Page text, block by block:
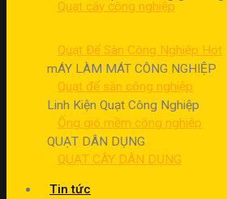
Quạt cây công nghiệp
Quạt Để Sàn Công Nghiệp
mÁY LÀM MÁT CÔNG NGHIỆP
Quạt để sàn công nghiệp
Linh Kiện Quạt Công Nghiệp
Ống gió mềm công nghiệp
QUẠT DÂN DỤNG
QUẠT CÂY DÂN DỤNG
Tin tức